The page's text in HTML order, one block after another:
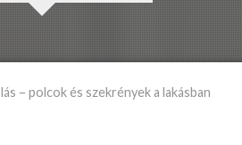
– polcok és szekrények a lakásban